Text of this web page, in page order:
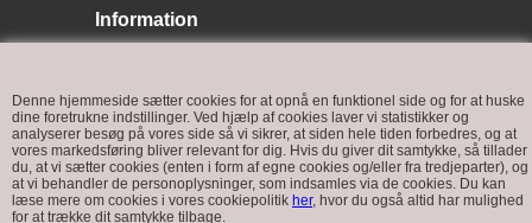
Denne hjemmeside sætter cookies for at opnå en funktionel side og for at huske
dine foretrukne indstillinger. Ved hjælp af cookies laver vi statistikker og
analyserer besøg på vores side så vi sikrer, at siden hele tiden forbedres, og at
vores markedsføring bliver relevant for dig. Hvis du giver dit samtykke, så tillader
du, at vi sætter cookies (enten i form af egne cookies og/eller fra tredjeparter), og
at vi behandler de personoplysninger, som indsamles via de cookies. Du kan
læse mere om cookies i vores cookiepolitik her, hvor du også altid har mulighed
for at trække dit samtykke tilbage.
Information
6400 Sønderborg